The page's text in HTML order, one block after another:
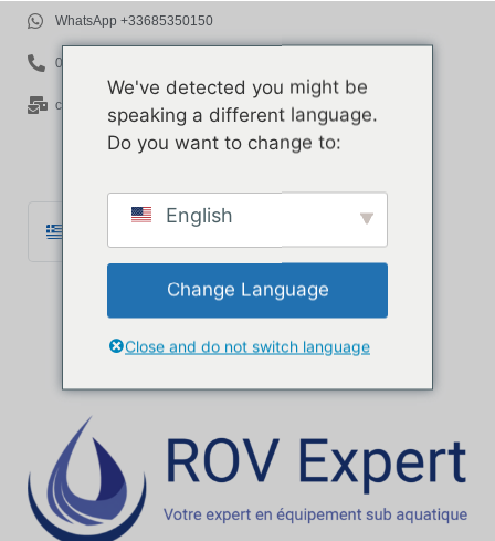
WhatsApp +33685350150
06 85 35 01 50
contact@rov-expert.com
Français
Español
Português
Italiano
Deutsch
We've detected you might be
speaking a different language.
Do you want to change to:
English
Change Language
Close and do not switch language